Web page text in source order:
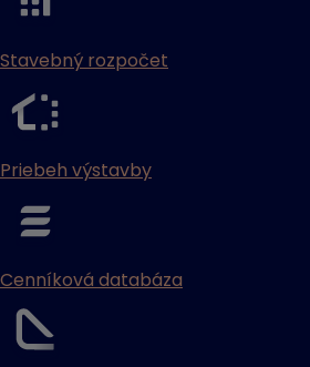
Stavebný rozpočet
Priebeh výstavby
Cenníková databáza